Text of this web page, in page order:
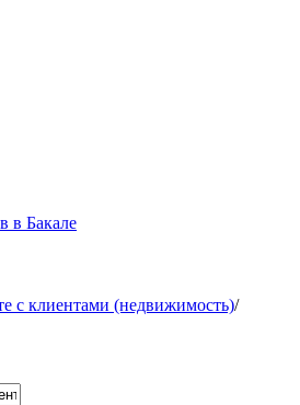
в Бакале
с клиентами (недвижимость)/